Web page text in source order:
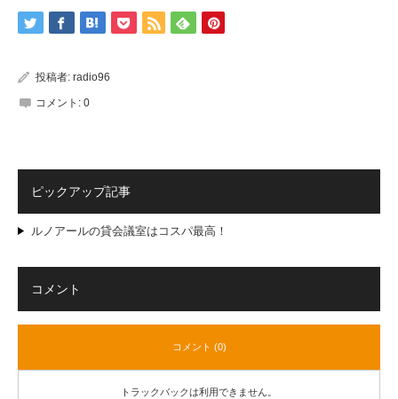
投稿者: radio96
コメント: 0
ピックアップ記事
ルノアールの貸会議室はコスパ最高！
コメント
コメント (0)
トラックバックは利用できません。